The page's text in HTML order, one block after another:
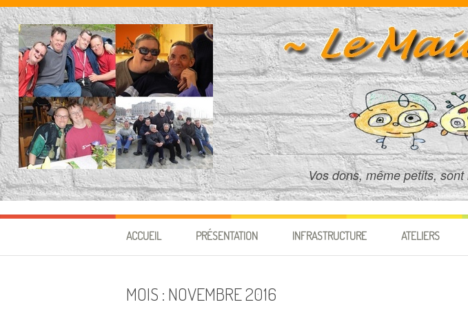
Aller au contenu
Vos dons, même petits,
ACCUEIL PRÉSENTATION INFRASTRUCTURE ATELIERS
MOIS : NOVEMBRE 2016